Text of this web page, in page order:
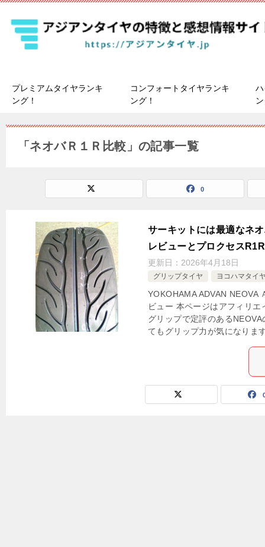
プレミアムタイヤランキ
ング！
コンフォートタイヤランキ
ング！
「ネオバＲ１Ｒ比較」の記事一覧
0
サーキットには最適なネ
レビューとプロクセス
更新日： 2026年4月18日
グリップタイヤ ヨコハマタイ
YOKOHAMA ADVAN NEOVA
ビュー 本ページはアフィリ
グリップで定評のある
てもグリップ力が気になりま